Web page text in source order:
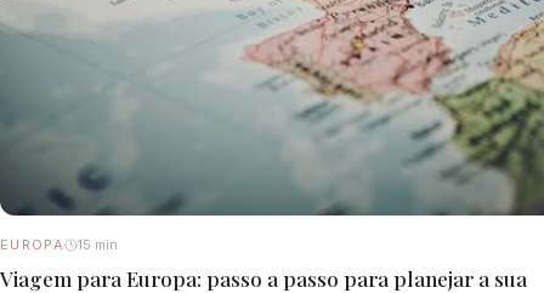
EUROPA 15 min
Viagem para Europa: passo a passo para planejar a sua